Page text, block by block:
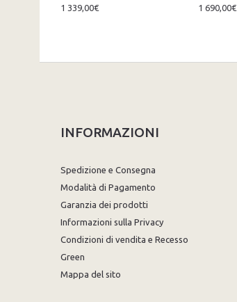
1 339,00€ 1 690,00€
INFORMAZIONI
Spedizione e Consegna
Modalità di Pagamento
Garanzia dei prodotti
Informazioni sulla Privacy
Condizioni di vendita e Recesso
Green
Mappa del sito